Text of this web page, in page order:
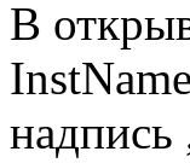
В
надпись